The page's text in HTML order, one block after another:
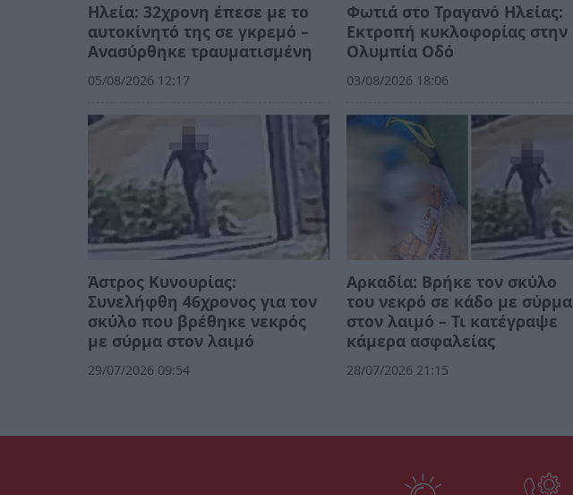
Ηλεία: 32χρονη έπεσε με το
αυτοκίνητό της σε γκρεμό –
Ανασύρθηκε τραυματισμένη
05/08/2026 12:17
Φωτιά στο Τραγανό Ηλείας:
Εκτροπή κυκλοφορίας στην
Ολυμπία Οδό
03/08/2026 18:06
Άστρος Κυνουρίας:
Συνελήφθη 46χρονος για τον
σκύλο που βρέθηκε νεκρός
με σύρμα στον λαιμό
29/07/2026 09:54
Αρκαδία: Βρήκε τον σκύλο
του νεκρό σε κάδο με σύρμα
στον λαιμό – Τι κατέγραψε
κάμερα ασφαλείας
28/07/2026 21:15